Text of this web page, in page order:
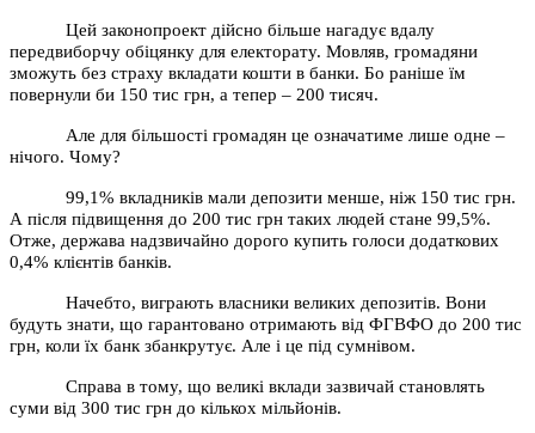
Цей законопроект дійсно більше нагадує вдалу
передвиборчу обіцянку для електорату. Мовляв, громадяни
зможуть без страху вкладати кошти в банки. Бо раніше їм
повернули би 150 тис грн, а тепер – 200 тисяч.
Але для більшості громадян це означатиме лише одне –
нічого. Чому?
99,1% вкладників мали депозити менше, ніж 150 тис грн.
А після підвищення до 200 тис грн таких людей стане 99,5%.
Отже, держава надзвичайно дорого купить голоси додаткових
0,4% клієнтів банків.
Начебто, виграють власники великих депозитів. Вони
будуть знати, що гарантовано отримають від ФГВФО до 200 тис
грн, коли їх банк збанкрутує. Але і це під сумнівом.
Справа в тому, що великі вклади зазвичай становлять
суми від 300 тис грн до кількох мільйонів.